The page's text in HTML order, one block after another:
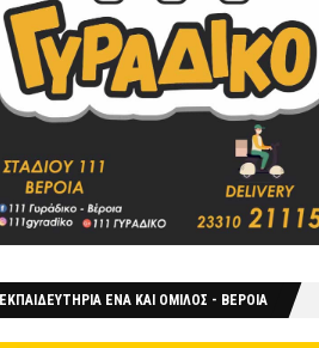
ΕΚΠΑΙΔΕΥΤΗΡΙΑ ΕΝΑ ΚΑΙ ΟΜΙΛΟΣ - ΒΕΡΟΙΑ